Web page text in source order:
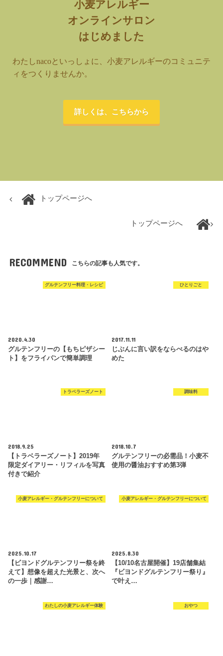
小麦アレルギー
オンラインサロン
はじめました
わたしnacoといっしょに、小麦アレルギーのコミュニテ
ィをつくりませんか。
詳しくは、こちらから
トップページへ
トップページへ
RECOMMEND こちらの記事も人気です。
グルテンフリー料理・レシピ
2020.4.30
グルテンフリーの【もちピザシー
ト】をフライパンで簡単調理
ひとりごと
2017.11.11
じぶんに言い訳をならべるのはや
めた
トラベラーズノート
2018.9.25
【トラベラーズノート】2019年
限定ダイアリー・リフィルを写真
付きで紹介
調味料
2018.10.7
グルテンフリーの必需品！小麦不
使用の醤油おすすめ第3弾
小麦アレルギー・グルテンフリーについて
2025.10.17
【ビヨンドグルテンフリー祭を終
えて】想像を超えた光景と、次へ
の一歩｜感謝…
小麦アレルギー・グルテンフリーについて
2025.8.30
【10/10名古屋開催】19店舗集結
『ビヨンドグルテンフリー祭り』
で叶え…
わたしの小麦アレルギー体験 おやつ